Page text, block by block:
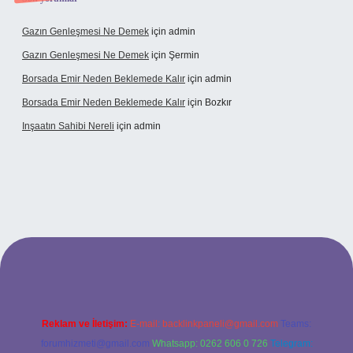
Gazın Genleşmesi Ne Demek için admin
Gazın Genleşmesi Ne Demek için Şermin
Borsada Emir Neden Beklemede Kalır için admin
Borsada Emir Neden Beklemede Kalır için Bozkır
Inşaatın Sahibi Nereli için admin
Reklam ve İletişim: E-mail: backlinkpaneli@gmail.com Teams:
forumhizmeti@gmail.com Whatsapp: 0262 606 0 726 Telegram: